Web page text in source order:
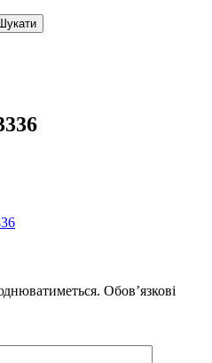
Обов’язкові